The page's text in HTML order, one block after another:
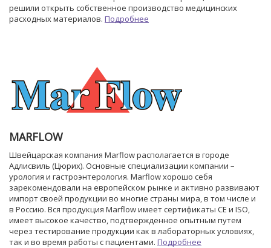
решили открыть собственное производство медицинских
расходных материалов. Подробнее
MARFLOW
Швейцарская компания Marflow располагается в городе
Адлисвиль (Цюрих). Основные специализации компании –
урология и гастроэнтерология. Marflow хорошо себя
зарекомендовали на европейском рынке и активно развивают
импорт своей продукции во многие страны мира, в том числе и
в Россию. Вся продукция Marflow имеет сертификаты CE и ISO,
имеет высокое качество, подтвержденное опытным путем
через тестирование продукции как в лабораторных условиях,
так и во время работы с пациентами. Подробнее